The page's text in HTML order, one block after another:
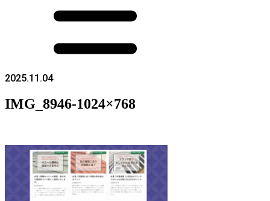
2025.11.04
IMG_8946-1024×768